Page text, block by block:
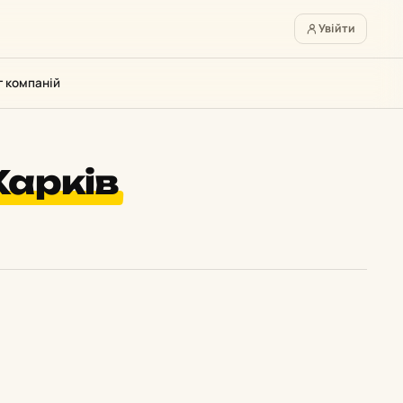
Увійти
компаній